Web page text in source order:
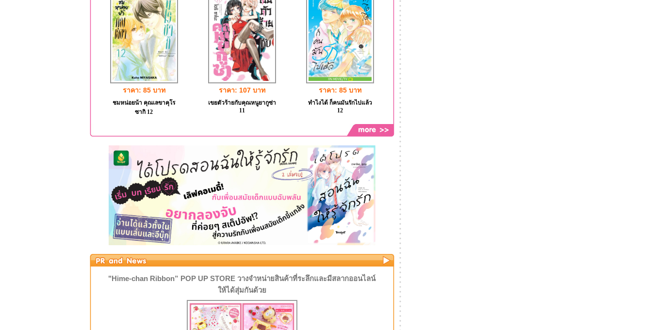
ราคา: 85 บาท
ชมหน่อยน้า คุณเลขาคุโร
ซากิ 12
ราคา: 107 บาท
เขยตัวร้ายกับคุณหนูยากูซ่า
11
ราคา: 85 บาท
ทำไงได้ ก็คนมันรักไปแล้ว
12
"Hime-chan Ribbon” POP UP STORE วางจำหน่ายสินค้าที่ระลึกและมีสลากออนไลน์
ให้ได้สุ่มกันด้วย